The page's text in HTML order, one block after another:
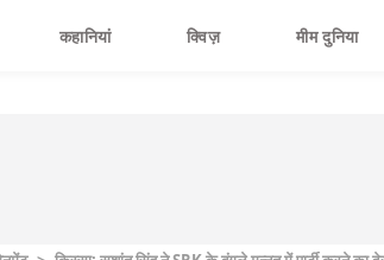
कहानियां क्विज़ मीम दुनिया